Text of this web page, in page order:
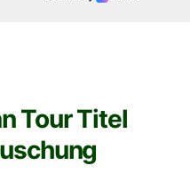
Tour Titel